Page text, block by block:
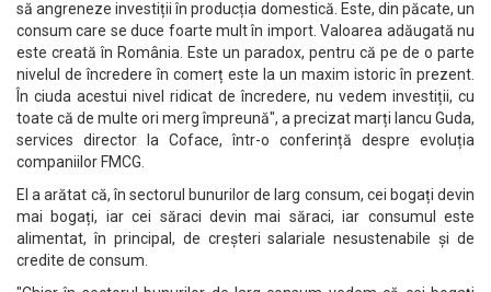
să angreneze investiții în producția domestică. Este, din păcate, un
consum care se duce foarte mult în import. Valoarea adăugată nu
este creată în România. Este un paradox, pentru că pe de o parte
nivelul de încredere în comerț este la un maxim istoric în prezent.
În ciuda acestui nivel ridicat de încredere, nu vedem investiții, cu
toate că de multe ori merg împreună", a precizat marți Iancu Guda,
services director la Coface, într-o conferință despre evoluția
companiilor FMCG.
El a arătat că, în sectorul bunurilor de larg consum, cei bogați devin
mai bogați, iar cei săraci devin mai săraci, iar consumul este
alimentat, în principal, de creșteri salariale nesustenabile și de
credite de consum.